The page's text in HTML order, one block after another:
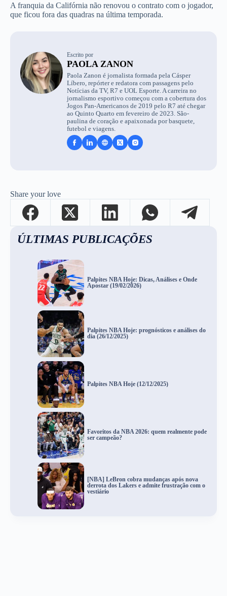
A franquia da Califórnia não renovou o contrato com o jogador,
que ficou fora das quadras na última temporada.
Escrito por
PAOLA ZANON
Paola Zanon é jornalista formada pela Cásper
Líbero, repórter e redatora com passagens pelo
Notícias da TV, R7 e UOL Esporte. A carreira no
jornalismo esportivo começou com a cobertura dos
Jogos Pan-Americanos de 2019 pelo R7 até chegar
ao Quinto Quarto em fevereiro de 2023. São-
paulina de coração e apaixonada por basquete,
futebol e viagens.
Share your love
ÚLTIMAS PUBLICAÇÕES
Palpites NBA Hoje: Dicas, Análises e Onde
Apostar (19/02/2026)
Palpites NBA Hoje: prognósticos e análises do
dia (26/12/2025)
Palpites NBA Hoje (12/12/2025)
Favoritos da NBA 2026: quem realmente pode
ser campeão?
[NBA] LeBron cobra mudanças após nova
derrota dos Lakers e admite frustração com o
vestiário